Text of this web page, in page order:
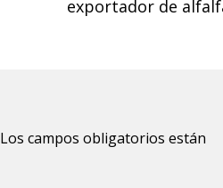
exportador de
Los campos obligatorios están